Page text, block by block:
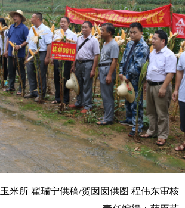
玉米所 翟瑞宁供稿/贺囡囡供图 程伟东审核